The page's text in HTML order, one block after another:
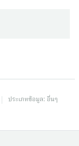
ประเภทข้อมูล: อื่นๆ